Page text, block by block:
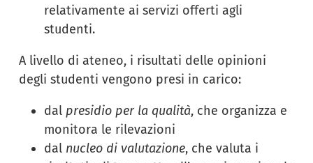
relativamente ai servizi offerti agli
studenti.
A livello di ateneo, i risultati delle opinioni
degli studenti vengono presi in carico:
dal presidio per la qualità, che organizza e
monitora le rilevazioni
dal nucleo di valutazione, che valuta i